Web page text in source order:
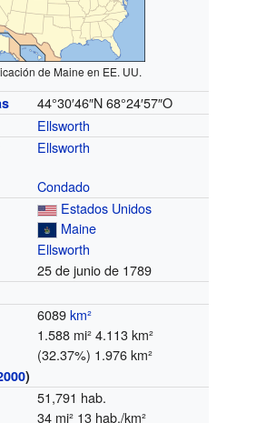
de Maine en EE. UU.
44°30′46″N 68°24′57″O
Ellsworth
Ellsworth
Condado
Estados Unidos
Maine
Ellsworth
25 de junio de 1789
6089km²
1.588 mi² 4.113 km²
(32.37%) 1.976 km²
)
51,791 hab.
34 mi² 13 hab./km²